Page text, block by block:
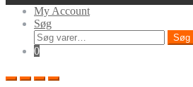
My Account
Søg
Søg
efter:
Søg
0